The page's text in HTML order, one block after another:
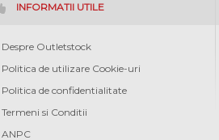
INFORMATII UTILE
Despre Outletstock
Politica de utilizare Cookie-uri
Politica de confidentialitate
Termeni si Conditii
ANPC